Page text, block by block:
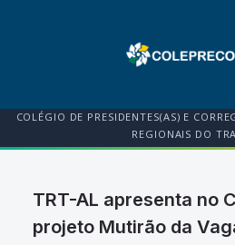
COLÉGIO DE PRESIDENTES(AS) E
REGIONAIS DO
TRT-AL apresenta no
projeto Mutirão da